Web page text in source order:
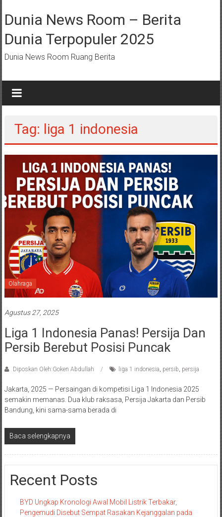
ke
konten
Dunia News Room – Berita
Dunia Terpopuler 2025
Dunia News Room Ruang Berita
Tag: liga 1 indonesia
Olahraga
Agustus 27, 2025
Liga 1 Indonesia Panas! Persija Dan
Persib Berebut Posisi Puncak
Diposkan Oleh:Goken Abdullah liga 1 indonesia, persib, persija
Jakarta, 2025 — Persaingan di kompetisi Liga 1 Indonesia 2025
semakin memanas. Dua klub raksasa, Persija Jakarta dan Persib
Bandung, kini sama-sama berada di
Baca selengkapnya
Recent Posts
BYD Ungkap Kronologi Awal Mobil Listrik Terbakar,
Pengemudi Disebut Sempat Rasakan Kejanggalan pada